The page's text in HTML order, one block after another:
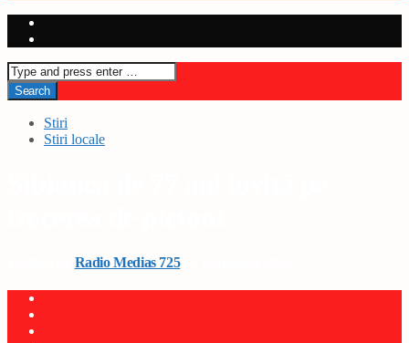
Stiri
Stiri locale
Radio Medias 725on 8 ianuarie 2025